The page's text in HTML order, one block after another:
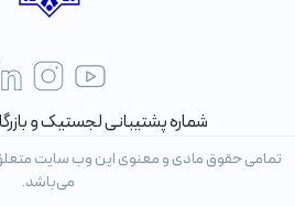
شماره پشتیبانی لجستیک و
تمامی حقوق مادی و معنوی این وب سایت
می‌باشد.